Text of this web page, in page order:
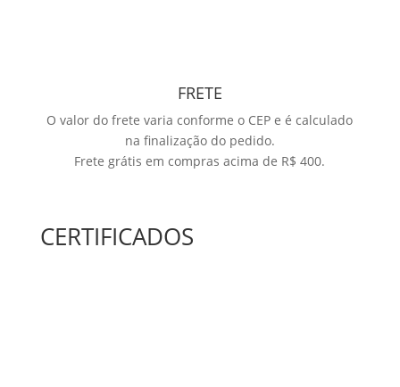
FRETE
O valor do frete varia conforme o CEP e é calculado
na finalização do pedido.
Frete grátis em compras acima de R$ 400.
CERTIFICADOS